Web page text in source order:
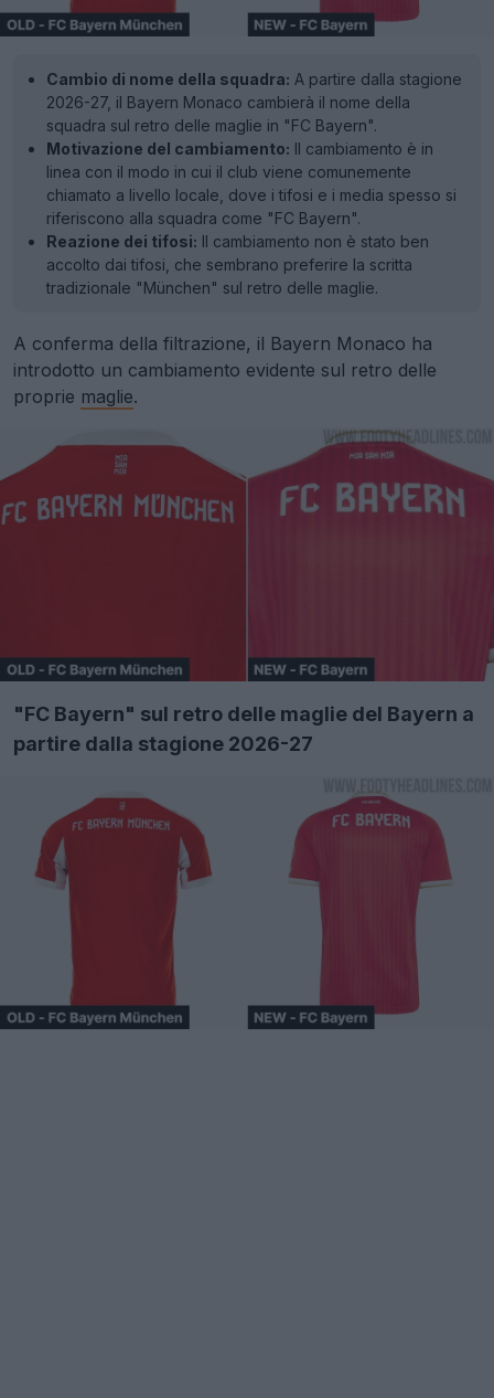
Cambio di nome della squadra: A partire dalla stagione
2026-27, il Bayern Monaco cambierà il nome della
squadra sul retro delle maglie in "FC Bayern".
Motivazione del cambiamento: Il cambiamento è in
linea con il modo in cui il club viene comunemente
chiamato a livello locale, dove i tifosi e i media spesso si
riferiscono alla squadra come "FC Bayern".
Reazione dei tifosi: Il cambiamento non è stato ben
accolto dai tifosi, che sembrano preferire la scritta
tradizionale "München" sul retro delle maglie.
A conferma della filtrazione, il Bayern Monaco ha
introdotto un cambiamento evidente sul retro delle
proprie maglie.
"FC Bayern" sul retro delle maglie del Bayern a
partire dalla stagione 2026-27